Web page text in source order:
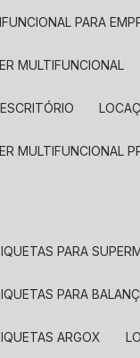
PARA
MULTIFUNCIONAL
MULTIFUNCIONAL
PARA
PARA
ARGOX